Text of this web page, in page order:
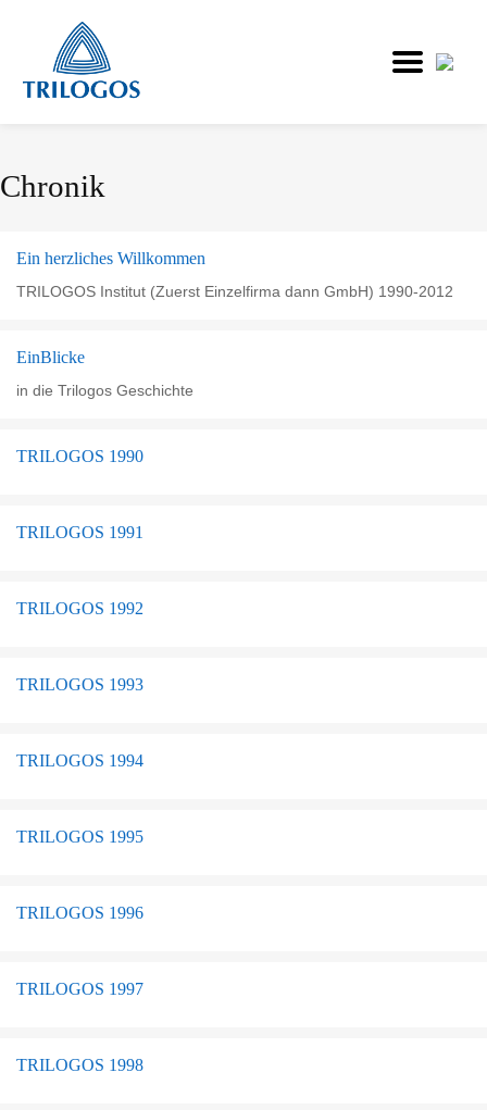
Direkt
zum
Chronik
Ein herzliches Willkommen
TRILOGOS Institut (Zuerst Einzelfirma dann GmbH) 1990-2012
EinBlicke
in die Trilogos Geschichte
TRILOGOS 1990
TRILOGOS 1991
TRILOGOS 1992
TRILOGOS 1993
TRILOGOS 1994
TRILOGOS 1995
TRILOGOS 1996
TRILOGOS 1997
TRILOGOS 1998